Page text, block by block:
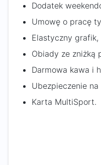
Dodatek
Umowę o pracę
Elastyczny grafik,
Obiady ze zniżką
Darmowa kawa i
Ubezpieczenie na
Karta MultiSport.